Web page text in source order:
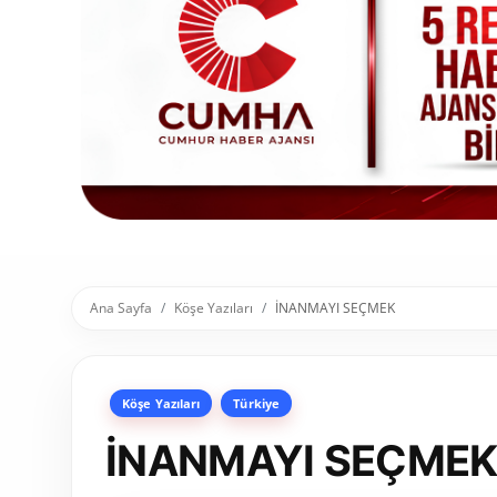
Sivil Toplum Kuruluşları
Kamu Kurumları ve Üst Kurullar
Resmi Reklamlar
Ana Sayfa Köşe Yazıları İNANMAYI SEÇMEK
Köşe Yazıları Türkiye
İNANMAYI SEÇMEK